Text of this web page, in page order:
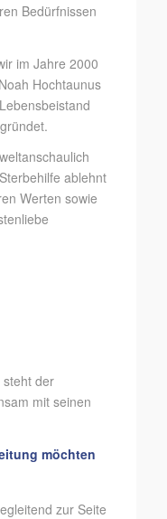
Bedürfnissen
im Jahre 2000
Hochtaunus
ablehnt
Werten sowie
der
mit seinen
möchten
zur Seite